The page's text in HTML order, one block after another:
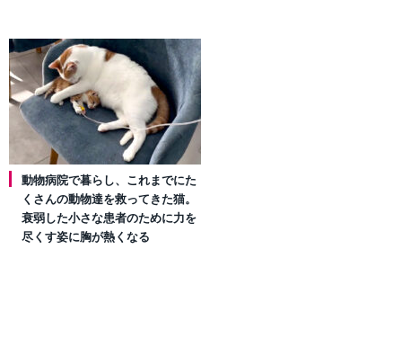
動物病院で暮らし、これまでにた
くさんの動物達を救ってきた猫。
衰弱した小さな患者のために力を
尽くす姿に胸が熱くなる